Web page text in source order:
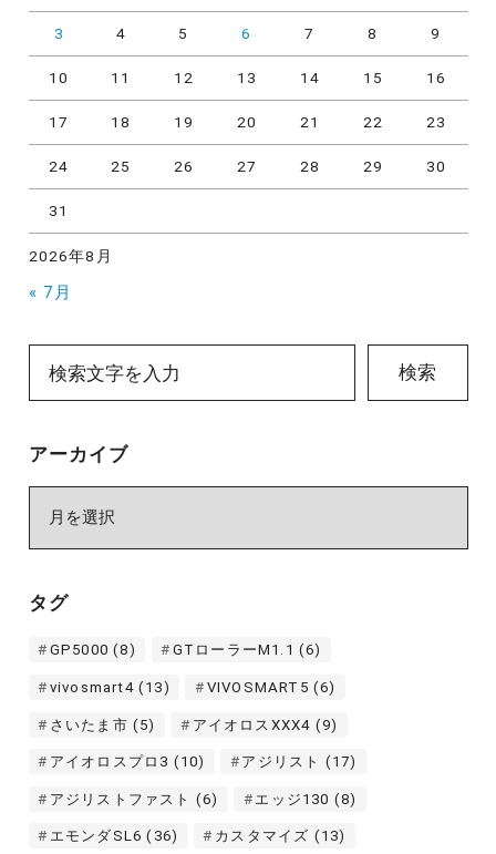
2026年8月
3 4 5 6 7 8 9
10 11 12 13 14 15 16
17 18 19 20 21 22 23
24 25 26 27 28 29 30
31
« 7月
検索
アーカイブ
ブ
タグ
GP5000 (8) GTローラーM1.1 (6)
vivosmart4(13) VIVOSMART5 (6)
さいたま市 (5) アイオロスXXX4 (9)
アイオロスプロ3 (10) アジリスト (17)
アジリストファスト (6) エッジ130 (8)
エモンダSL6 (36) カスタマイズ (13)